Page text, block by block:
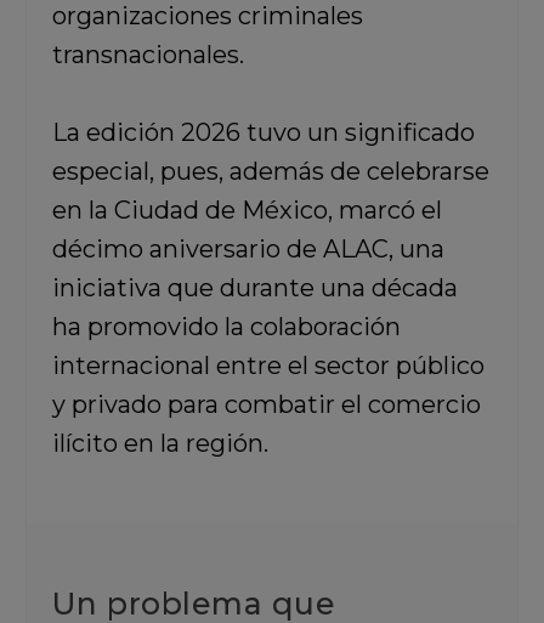
organizaciones criminales
transnacionales.
La edición 2026 tuvo un significado
especial, pues, además de celebrarse
en la Ciudad de México, marcó el
décimo aniversario de ALAC, una
iniciativa que durante una década
ha promovido la colaboración
internacional entre el sector público
y privado para combatir el comercio
ilícito en la región.
Un problema que